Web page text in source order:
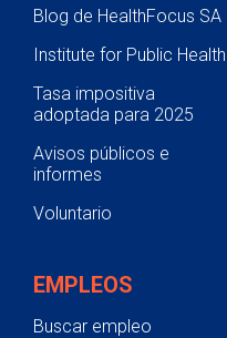
Blog de HealthFocus SA
Institute for Public Health
Tasa impositiva
adoptada para 2025
Avisos públicos e
informes
Voluntario
EMPLEOS
Buscar empleo